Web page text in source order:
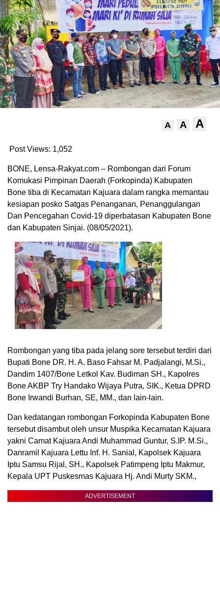
A A A
Post Views: 1,052
BONE, Lensa-Rakyat.com – Rombongan dari Forum
Komukasi Pimpinan Daerah (Forkopinda) Kabupaten
Bone tiba di Kecamatan Kajuara dalam rangka memantau
kesiapan posko Satgas Penanganan, Penanggulangan
Dan Pencegahan Covid-19 diperbatasan Kabupaten Bone
dan Kabupaten Sinjai. (08/05/2021).
Rombongan yang tiba pada jelang sore tersebut terdiri dari
Bupati Bone DR. H. A. Baso Fahsar M. Padjalangi, M.Si.,
Dandim 1407/Bone Letkol Kav. Budiman SH., Kapolres
Bone AKBP Try Handako Wijaya Putra, SIK., Ketua DPRD
Bone Irwandi Burhan, SE, MM., dan lain-lain.
Dan kedatangan rombongan Forkopinda Kabupaten Bone
tersebut disambut oleh unsur Muspika Kecamatan Kajuara
yakni Camat Kajuara Andi Muhammad Guntur, S.IP. M.Si.,
Danramil Kajuara Lettu Inf. H. Sanial, Kapolsek Kajuara
Iptu Samsu Rijal, SH., Kapolsek Patimpeng Iptu Makmur,
Kepala UPT Puskesmas Kajuara Hj. Andi Murty SKM.,
ADVERTISEMENT